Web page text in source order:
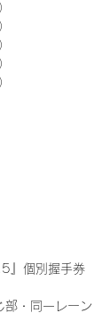
』個別握手券
・同一レーン